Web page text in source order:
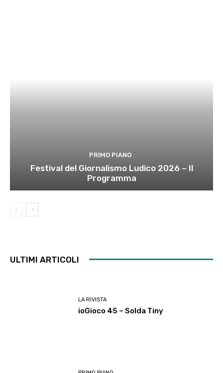
PRIMO PIANO
Festival del Giornalismo Ludico 2026 – Il
Programma
ULTIMI ARTICOLI
LA RIVISTA
ioGioco 45 – Solda Tiny